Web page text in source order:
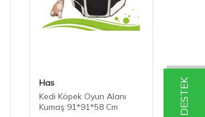
DESTEK
Has
Kedi Köpek Oyun Alanı
Kumaş 91*91*58 Cm